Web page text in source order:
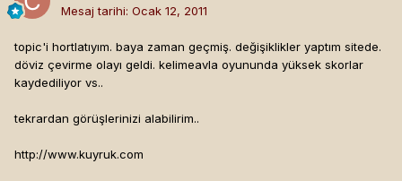
Mesaj tarihi: Ocak 12, 2011
topic'i hortlatıyım. baya zaman geçmiş. değişiklikler yaptım sitede.
döviz çevirme olayı geldi. kelimeavla oyununda yüksek skorlar
kaydediliyor vs..
tekrardan görüşlerinizi alabilirim..
http://www.kuyruk.com